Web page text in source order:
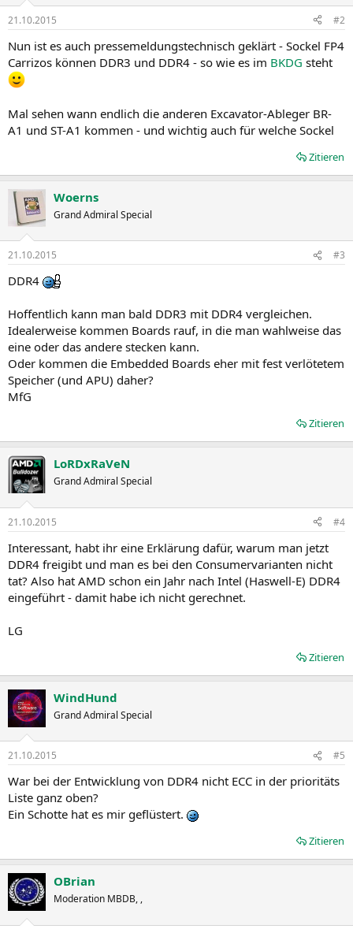
n
e
n
:
21.10.2015 #2
Nun ist es auch pressemeldungstechnisch geklärt - Sockel FP4
Carrizos können DDR3 und DDR4 - so wie es im BKDG steht
Mal sehen wann endlich die anderen Excavator-Ableger BR-
A1 und ST-A1 kommen - und wichtig auch für welche Sockel
Zitieren
Woerns
Grand Admiral Special
21.10.2015 #3
DDR4
Hoffentlich kann man bald DDR3 mit DDR4 vergleichen.
Idealerweise kommen Boards rauf, in die man wahlweise das
eine oder das andere stecken kann.
Oder kommen die Embedded Boards eher mit fest verlötetem
Speicher (und APU) daher?
MfG
Zitieren
LoRDxRaVeN
Grand Admiral Special
21.10.2015 #4
Interessant, habt ihr eine Erklärung dafür, warum man jetzt
DDR4 freigibt und man es bei den Consumervarianten nicht
tat? Also hat AMD schon ein Jahr nach Intel (Haswell-E) DDR4
eingeführt - damit habe ich nicht gerechnet.
LG
Zitieren
WindHund
Grand Admiral Special
21.10.2015 #5
War bei der Entwicklung von DDR4 nicht ECC in der prioritäts
Liste ganz oben?
Ein Schotte hat es mir geflüstert.
Zitieren
OBrian
Moderation MBDB, ,